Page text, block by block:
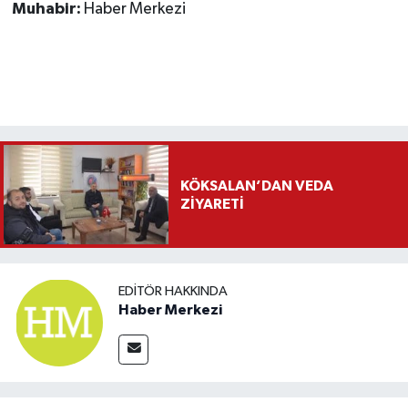
Muhabir: Haber Merkezi
KÖKSALAN’DAN VEDA
ZİYARETİ
EDITÖR HAKKINDA
Haber Merkezi